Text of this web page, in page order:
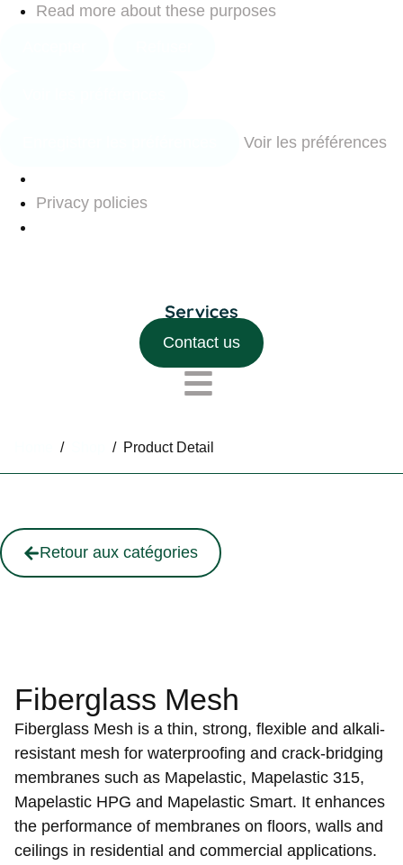
Read more about these purposes
Voir les préférences
Privacy policies
Contact us
/ / Product Detail
Retour aux catégories
Fiberglass Mesh
Fiberglass Mesh is a thin, strong, flexible and alkali-
resistant mesh for waterproofing and crack-bridging
membranes such as Mapelastic, Mapelastic 315,
Mapelastic HPG and Mapelastic Smart. It enhances
the performance of membranes on floors, walls and
ceilings in residential and commercial applications.